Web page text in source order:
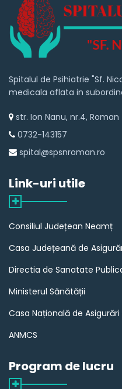
Spitalul de Psihiatrie "Sf.
medicala aflata in
str. Ion Nanu, nr.4, Roman
0732-143157
spital@spsnroman.ro
Link-uri utile
Consiliul Județean Neamț
Casa Județeană de
Directia de Sanatate
Ministerul Sănătății
Casa Națională de
ANMCS
Program de lucru